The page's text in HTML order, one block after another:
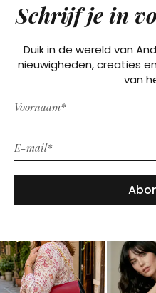
Schrijf je in
Duik in de wereld van
nieuwigheden, creaties
van